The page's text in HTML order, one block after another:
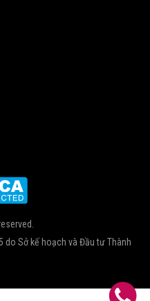
do Sở kế hoạch và Đầu tư Thành